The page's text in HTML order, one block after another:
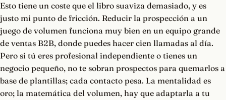
Esto tiene un coste que el libro suaviza demasiado, y es
justo mi punto de fricción. Reducir la prospección a un
juego de volumen funciona muy bien en un equipo grande
de ventas B2B, donde puedes hacer cien llamadas al día.
Pero si tú eres profesional independiente o tienes un
negocio pequeño, no te sobran prospectos para quemarlos a
base de plantillas; cada contacto pesa. La mentalidad es
oro; la matemática del volumen, hay que adaptarla a tu